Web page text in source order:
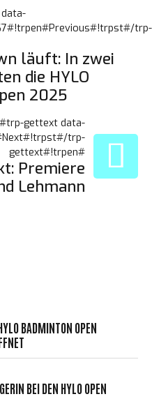
trp-
läuft: In zwei
die HYLO
2025
gettext data-
trp-
gettext#!trpen#
Premiere
Lehmann
BADMINTON OPEN
BEI DEN HYLO OPEN